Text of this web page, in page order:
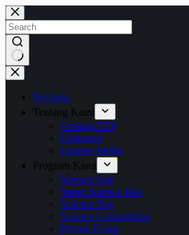
Beranda
Tentang Kami
Tentang ESP
Fasilitator
Liputan Media
Program Kami
Science Fair
Super Science Day
Science Day
Science Competition
Private Event